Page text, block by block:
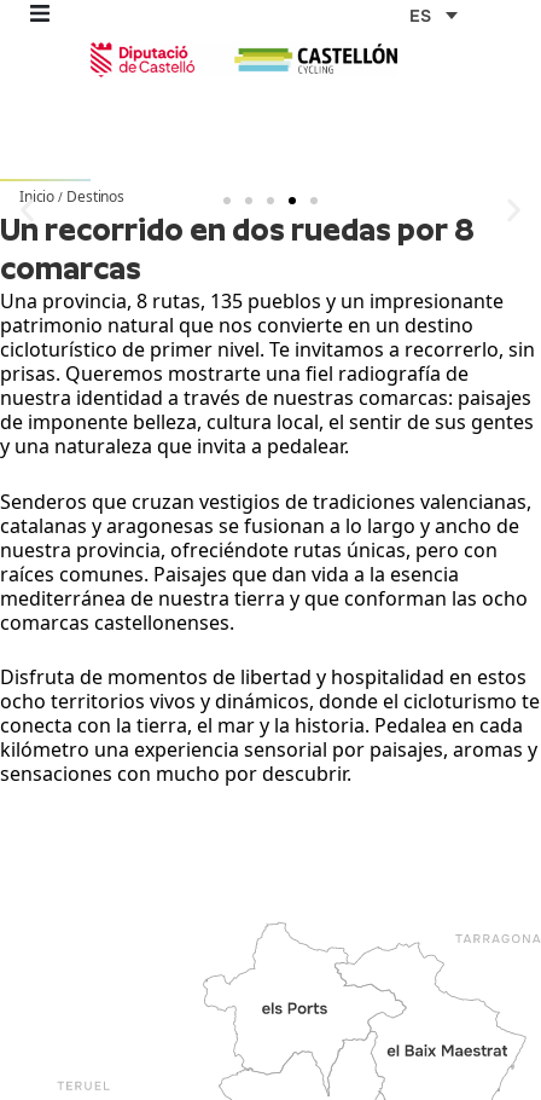
contenido
ES
Inicio / Destinos Destinos
Destinos
Destinos
Destinos
Destinos
Destinos
Destinos
Destinos
Destinos
Destinos
Destinos
Destinos
Destinos
Destinos
Destinos
Un recorrido en dos ruedas por 8
comarcas
Una provincia, 8 rutas, 135 pueblos y un impresionante
patrimonio natural que nos convierte en un destino
cicloturístico de primer nivel. Te invitamos a recorrerlo, sin
prisas. Queremos mostrarte una fiel radiografía de
nuestra identidad a través de nuestras comarcas: paisajes
de imponente belleza, cultura local, el sentir de sus gentes
y una naturaleza que invita a pedalear.
Senderos que cruzan vestigios de tradiciones valencianas,
catalanas y aragonesas se fusionan a lo largo y ancho de
nuestra provincia, ofreciéndote rutas únicas, pero con
raíces comunes. Paisajes que dan vida a la esencia
mediterránea de nuestra tierra y que conforman las ocho
comarcas castellonenses.
Disfruta de momentos de libertad y hospitalidad en estos
ocho territorios vivos y dinámicos, donde el cicloturismo te
conecta con la tierra, el mar y la historia. Pedalea en cada
kilómetro una experiencia sensorial por paisajes, aromas y
sensaciones con mucho por descubrir.